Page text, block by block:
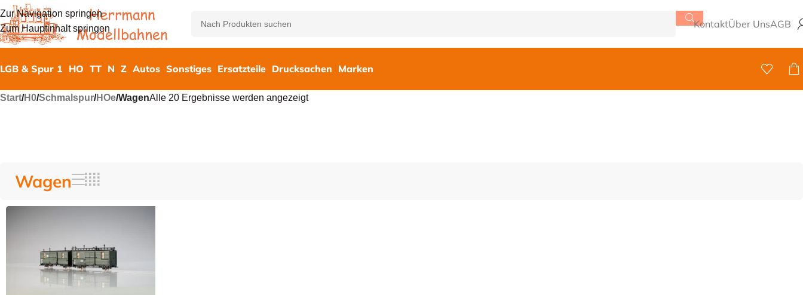
Zur Navigation springen
Zum Hauptinhalt springen
KontaktÜber UnsAGB
LGB & Spur 1 HO TT N Z Autos Sonstiges Ersatzteile Drucksachen Marken
Start/H0/Schmalspur/HOe/WagenAlle 20 Ergebnisse werden angezeigt
Wagen